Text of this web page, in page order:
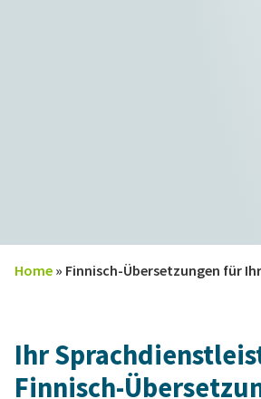
Home » Finnisch-Übersetzungen für
Ihr
Finnisch-